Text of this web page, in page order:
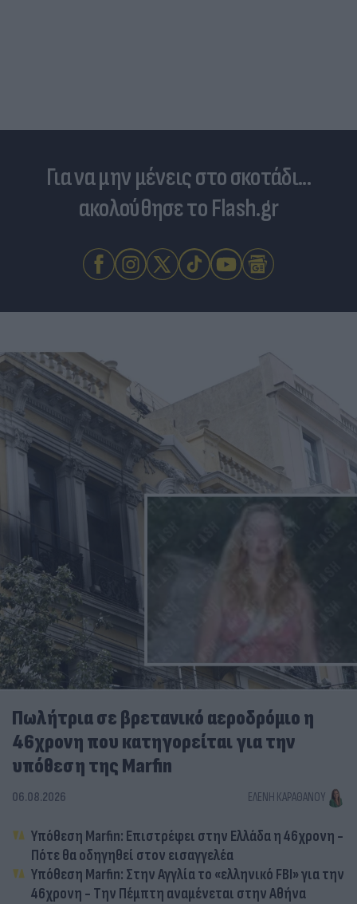
Για να μην μένεις στο σκοτάδι...
ακολούθησε το Flash.gr
Πωλήτρια σε βρετανικό αεροδρόμιο η
46χρονη που κατηγορείται για την
υπόθεση της Marfin
06.08.2026 ΕΛΈΝΗ ΚΑΡΑΘΆΝΟΥ
Υπόθεση Marfin: Επιστρέφει στην Ελλάδα η 46χρονη -
Πότε θα οδηγηθεί στον εισαγγελέα
Υπόθεση Marfin: Στην Αγγλία το «ελληνικό FBI» για την
46χρονη - Την Πέμπτη αναμένεται στην Αθήνα